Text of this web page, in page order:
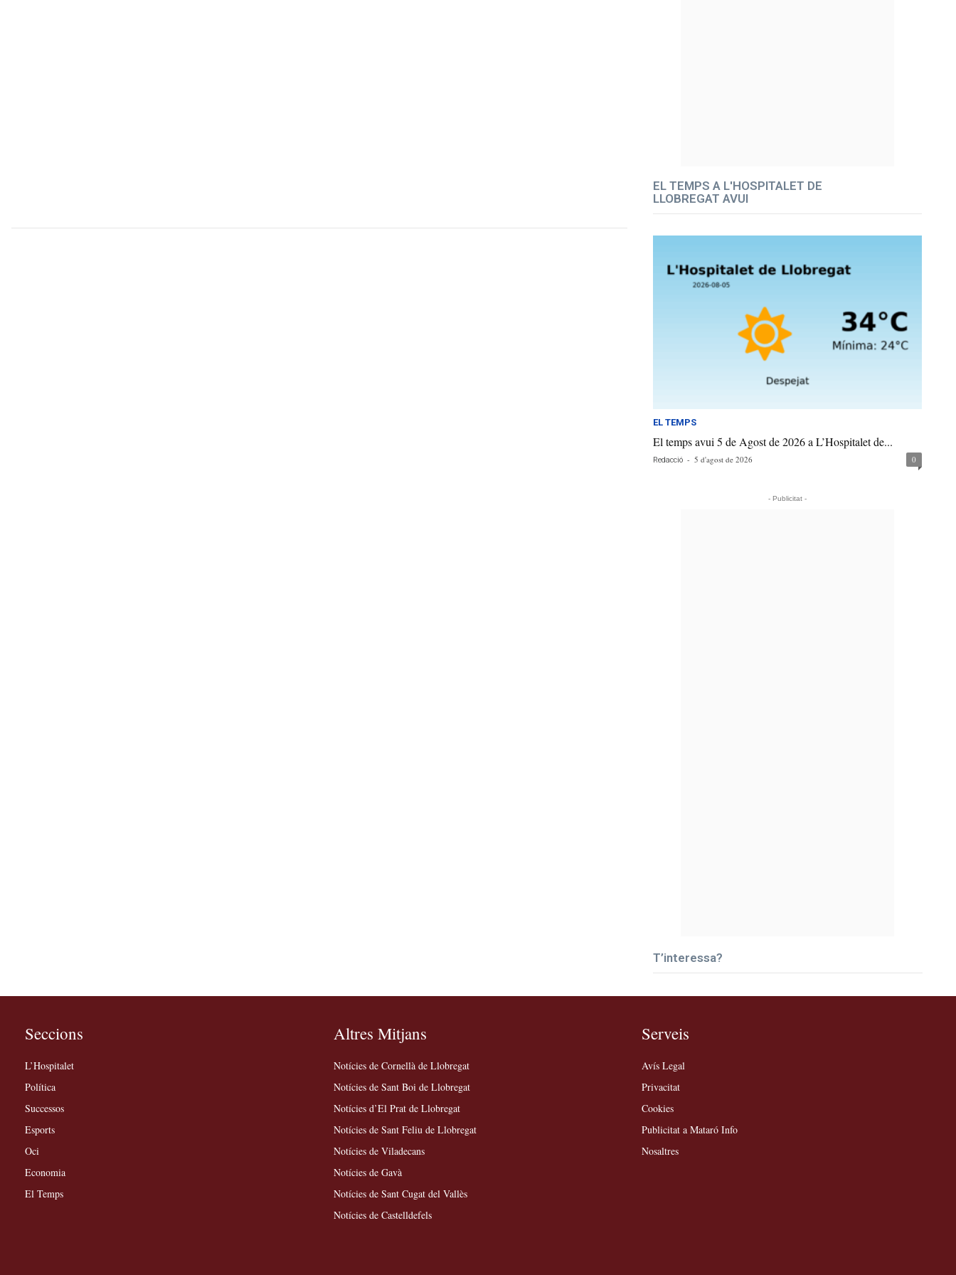
EL TEMPS A L'HOSPITALET DE
LLOBREGAT AVUI
EL TEMPS
El temps avui 5 de Agost de 2026 a L’Hospitalet de...
Redacció - 5 d'agost de 2026 0
- Publicitat -
T’interessa?
Seccions
L’Hospitalet
Política
Successos
Esports
Oci
Economia
El Temps
Altres Mitjans
Notícies de Cornellà de Llobregat
Notícies de Sant Boi de Llobregat
Notícies d’El Prat de Llobregat
Notícies de Sant Feliu de Llobregat
Notícies de Viladecans
Notícies de Gavà
Notícies de Sant Cugat del Vallès
Notícies de Castelldefels
Serveis
Avís Legal
Privacitat
Cookies
Publicitat a Mataró Info
Nosaltres